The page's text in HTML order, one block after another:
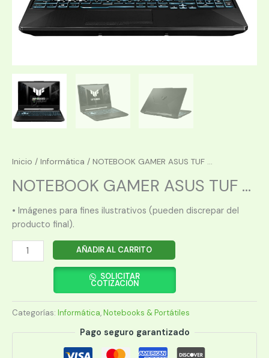
Inicio / Informática / NOTEBOOK GAMER ASUS TUF ...
NOTEBOOK GAMER ASUS TUF ...
• Imágenes para fines ilustrativos (pueden discrepar del
producto final).
NOTEBOOK
GAMER
R5
FA506NF-
HN005W/15.6/8/512/2050/W11
AÑADIR AL CARRITO
SOLICITAR
COTIZACIÓN
Categorías: Informática,Notebooks & Portátiles
Pago seguro garantizado